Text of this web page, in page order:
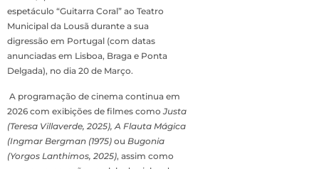
espetáculo “Guitarra Coral” ao Teatro
Municipal da Lousã durante a sua
digressão em Portugal (com datas
anunciadas em Lisboa, Braga e Ponta
Delgada), no dia 20 de Março.
A programação de cinema continua em
2026 com exibições de filmes comoJusta
(Teresa Villaverde, 2025), A Flauta Mágica
(Ingmar Bergman (1975) ou Bugonia
(Yorgos Lanthimos, 2025), assim como